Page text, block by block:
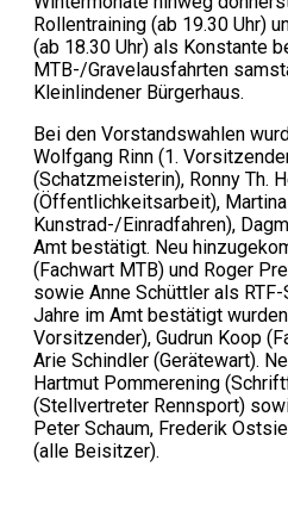
Rollentraining (ab 19.30 Uhr)
(ab 18.30 Uhr) als Konstante
MTB-/Gravelausfahrten
Kleinlindener Bürgerhaus.
Bei den Vorstandswahlen
Wolfgang Rinn (1.
(Schatzmeisterin), Ronny Th.
(Öffentlichkeitsarbeit),
Kunstrad-/Einradfahren),
Amt bestätigt. Neu
(Fachwart MTB) und Roger
sowie Anne Schüttler als
Jahre im Amt bestätigt
Vorsitzender), Gudrun Koop
Arie Schindler (Gerätewart).
Hartmut Pommerening
(Stellvertreter Rennsport)
Peter Schaum, Frederik
(alle Beisitzer).